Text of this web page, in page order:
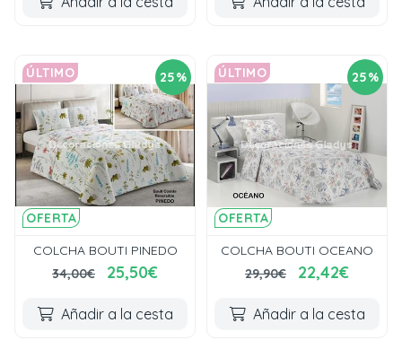
25%
OFERTA
ÚLTIMO
COLCHA BOUTI PINEDO
34,00€
25,50€
Añadir a la cesta
25%
OFERTA
ÚLTIMO
COLCHA BOUTI OCEANO
29,90€
22,42€
Añadir a la cesta